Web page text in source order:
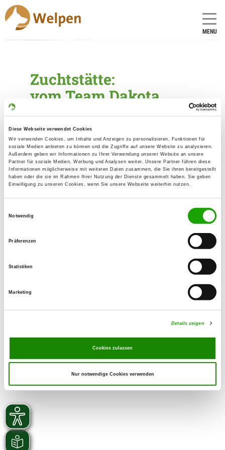
Diese Webseite verwendet Cookies
Wir verwenden Cookies, um Inhalte und Anzeigen zu personalisieren, Funktionen für
soziale Medien anbieten zu können und die Zugriffe auf unsere Website zu analysieren.
Außerdem geben wir Informationen zu Ihrer Verwendung unserer Website an unsere
Partner für soziale Medien, Werbung und Analysen weiter. Unsere Partner führen diese
Informationen möglicherweise mit weiteren Daten zusammen, die Sie ihnen bereitgestellt
haben oder die sie im Rahmen Ihrer Nutzung der Dienste gesammelt haben. Sie geben
Einwilligung zu unseren Cookies, wenn Sie unsere Webseite weiterhin nutzen.
Notwendig
Präferenzen
Statistiken
Marketing
Details zeigen
Cookies zulassen
Nur notwendige Cookies verwenden
MENU
Zuchtstätte:
vom Team Dakota
Gründungsdatum: 16.07.2019
Eleveur
Andrea Bruckmeir
Panoramaweg 8
56305 Puderbach